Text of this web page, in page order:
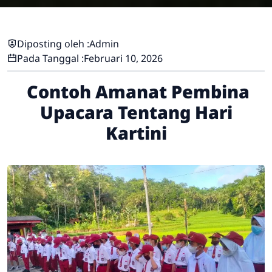
Diposting oleh :Admin
Pada Tanggal :Februari 10, 2026
Contoh Amanat Pembina
Upacara Tentang Hari
Kartini